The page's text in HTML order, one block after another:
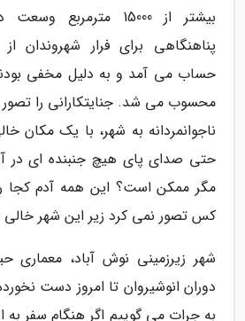
بیشتر از 15000
پناهنگاهی برای فرار شهروندان
حساب می آمد و به دلیل مخفی
محسوب می شد. جنایتکارانی را
ناجوانمردانه به شهر، با یک مکان
حتی صدای پای هیچ جنبنده ای در
مگر ممکن است؟ این همه آدم کجا
کس تصور نمی کرد زیر این شهر
شهر زیرزمینی نوش آباد، معماری
دوران انوشیروان تا امروز دست
به جرات می گوییم اگر هنگام سفر به